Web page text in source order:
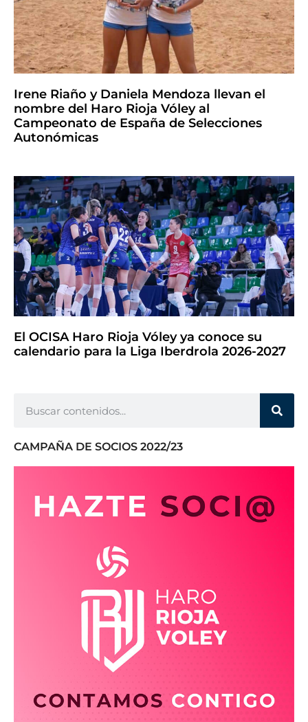
Irene Riaño y Daniela Mendoza llevan el
nombre del Haro Rioja Vóley al
Campeonato de España de Selecciones
Autonómicas
El OCISA Haro Rioja Vóley ya conoce su
calendario para la Liga Iberdrola 2026-2027
CAMPAÑA DE SOCIOS 2022/23